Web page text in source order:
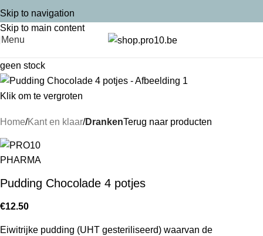
Skip to navigation
Skip to main content
Menu
geen stock
Klik om te vergroten
Home Kant en klaar DrankenTerug naar producten
Pudding Chocolade 4 potjes
€12.50
Eiwitrijke pudding (UHT gesteriliseerd) waarvan de